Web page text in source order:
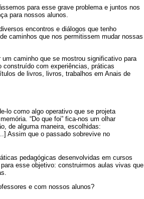
para esse grave problema e juntos nos
para nossos alunos.
encontros e diálogos que tenho
caminhos que nos permitissem mudar nossas
caminho que se mostrou significativo para
com experiências, práticas
de livros, livros, trabalhos em Anais de
lo como algo operativo que se projeta
“Do que foi” fica-nos um olhar
de alguma maneira, escolhidas:
Assim que o passado sobrevive no
pedagógicas desenvolvidas em cursos
esse objetivo: construirmos aulas vivas que
e com nossos alunos?